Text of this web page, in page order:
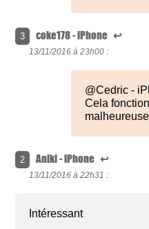
3 coke178 - iPhone ↩
13/11/2016 à 23h00 :
@Cedric -
Cela
2 Aniki - iPhone ↩
13/11/2016 à 22h31 :
Intéressant